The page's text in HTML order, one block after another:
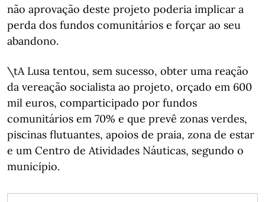
não aprovação deste projeto poderia implicar a
perda dos fundos comunitários e forçar ao seu
abandono.
\tA Lusa tentou, sem sucesso, obter uma reação
da vereação socialista ao projeto, orçado em 600
mil euros, comparticipado por fundos
comunitários em 70% e que prevê zonas verdes,
piscinas flutuantes, apoios de praia, zona de estar
e um Centro de Atividades Náuticas, segundo o
município.